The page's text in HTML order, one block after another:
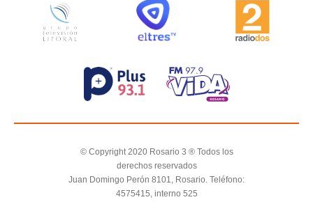
© Copyright 2020 Rosario 3 ® Todos los
derechos reservados
Juan Domingo Perón 8101, Rosario. Teléfono:
4575415, interno 525